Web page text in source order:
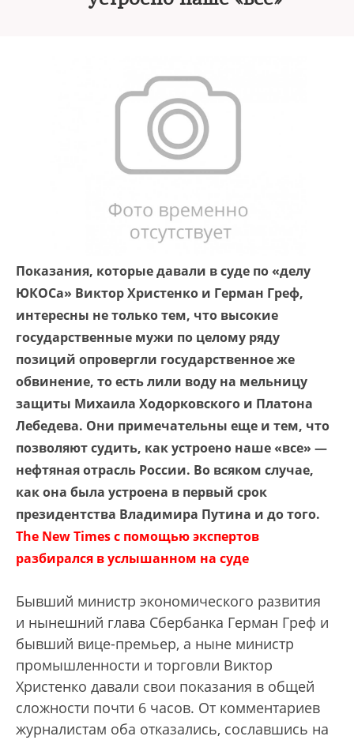
Показания, которые давали в суде по «делу
ЮКОСа» Виктор Христенко и Герман Греф,
интересны не только тем, что высокие
государственные мужи по целому ряду
позиций опровергли государственное же
обвинение, то есть лили воду на мельницу
защиты Михаила Ходорковского и Платона
Лебедева. Они примечательны еще и тем, что
позволяют судить, как устроено наше «все» —
нефтяная отрасль России. Во всяком случае,
как она была устроена в первый срок
президентства Владимира Путина и до того.
The New Times с помощью экспертов
разбирался в услышанном на суде
Бывший министр экономического развития
и нынешний глава Сбербанка Герман Греф и
бывший вице-премьер, а ныне министр
промышленности и торговли Виктор
Христенко давали свои показания в общей
сложности почти 6 часов. От комментариев
журналистам оба отказались, сославшись на